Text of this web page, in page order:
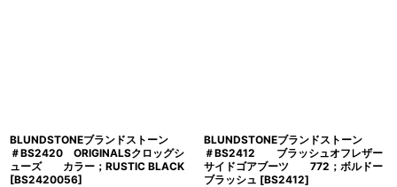
BLUNDSTONEブランドストーン
＃BS2420 ORIGINALSクロッグシ
ューズ カラー；RUSTIC BLACK
[BS2420056]
BLUNDSTONEブランドストーン
＃BS2412 ブラッシュオフレザー
サイドゴアブーツ 772；ボルドー
ブラッシュ [BS2412]